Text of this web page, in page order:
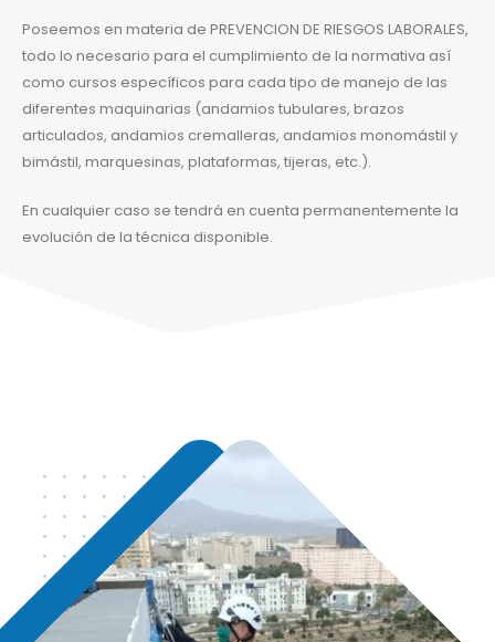
Poseemos en materia de PREVENCION DE RIESGOS LABORALES,
todo lo necesario para el cumplimiento de la normativa así
como cursos específicos para cada tipo de manejo de las
diferentes maquinarias (andamios tubulares, brazos
articulados, andamios cremalleras, andamios monomástil y
bimástil, marquesinas, plataformas, tijeras, etc.).
En cualquier caso se tendrá en cuenta permanentemente la
evolución de la técnica disponible.